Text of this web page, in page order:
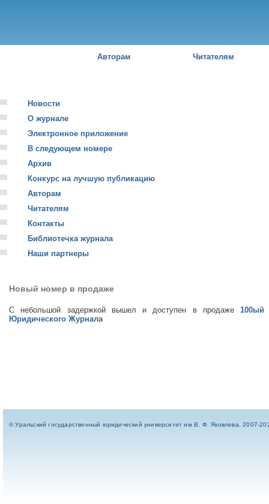
Авторам Читателям
Новости
О журнале
Электронное приложение
В следующем номере
Архив
Конкурс на лучшую публикацию
Авторам
Читателям
Контакты
Библиотечка журнала
Наши партнеры
Новый номер в продаже
С небольшой задержкой вышел и доступен в продаже 100ый
Юридического Журнала
© Уральский государственный юридический университет им В. Ф. Яковлева, 2007-